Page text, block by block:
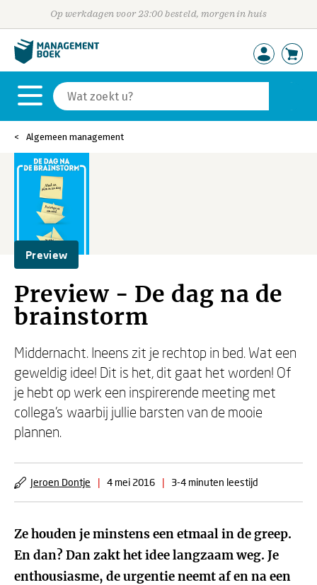
Op werkdagen voor 23:00 besteld, morgen in huis
Algemeen management
Preview
Preview - De dag na de
brainstorm
Middernacht. Ineens zit je rechtop in bed. Wat een
geweldig idee! Dit is het, dit gaat het worden! Of
je hebt op werk een inspirerende meeting met
collega’s waarbij jullie barsten van de mooie
plannen.
Jeroen Dontje | 4 mei 2016 | 3-4 minuten leestijd
Ze houden je minstens een etmaal in de greep.
En dan? Dan zakt het idee langzaam weg. Je
enthousiasme, de urgentie neemt af en na een